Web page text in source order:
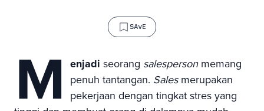
SAVE
M enjadi seorang salespersonmemang
penuh tantangan. Salesmerupakan
pekerjaan dengan tingkat stres yang